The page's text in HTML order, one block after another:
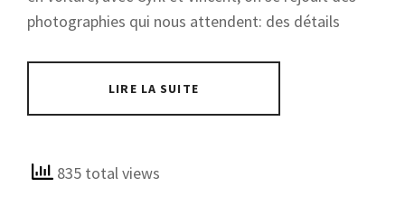
photographies qui nous attendent: des détails
LIRE LA SUITE
835 total views